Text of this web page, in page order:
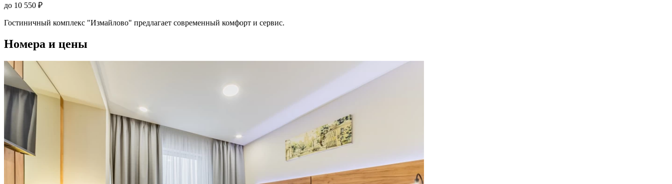
до 10 550 ₽
Гостиничный комплекс "Измайлово" предлагает современный комфорт и сервис.
Номера и цены